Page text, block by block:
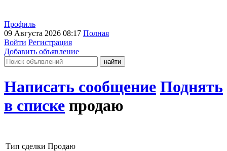
Профиль
09 Августа 2026 08:17 Полная
Войти Регистрация
Добавить объявление
Написать сообщение Поднять
в списке продаю
Тип сделки Продаю